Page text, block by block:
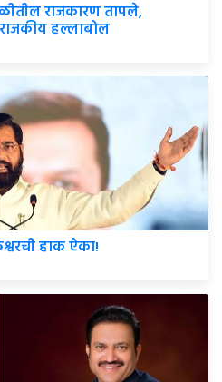
राजकारण तापले,
हल्लाबोल
हाक ऐका!